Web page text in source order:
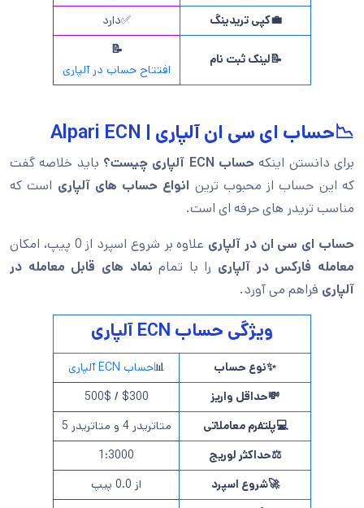
💼کپی تریدینگ ✅دارد
📝لینک ثبت نام
📝
افتتاح حساب در آلپاری
📉حساب ای سی ان آلپاری | Alpari ECN
برای دانستن اینکه حساب ECN آلپاری چیست؟
باید خلاصه گفت
که این حساب از محبوب ترین انواع حساب های آلپاری است که
مناسب تریدر های حرفه ای است.
حساب ای سی ان در آلپاری علاوه بر شروع اسپرد از 0 پیپ، امکان
معامله فارکس در آلپاری را با تمام نماد های قابل معامله در
آلپاری فراهم می آورد.
ویژگی حساب ECN آلپاری
✨نوع حساب 📊حساب ECN آلپاری
💸حداقل واریز
$300 / 500$
💻پلتفرم معاملاتی
متاتریدر 4 و متاتریدر 5
⚖️حداکثر لوریج
1:3000
🚀شروع اسپرد
از 0.0 پیپ